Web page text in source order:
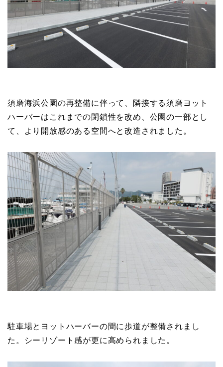
須磨海浜公園の再整備に伴って、隣接する須磨ヨット
ハーバーはこれまでの閉鎖性を改め、公園の一部とし
て、より開放感のある空間へと改造されました。
駐車場とヨットハーバーの間に歩道が整備されまし
た。シーリゾート感が更に高められました。